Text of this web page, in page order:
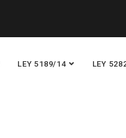
LEY 5189/14 LEY